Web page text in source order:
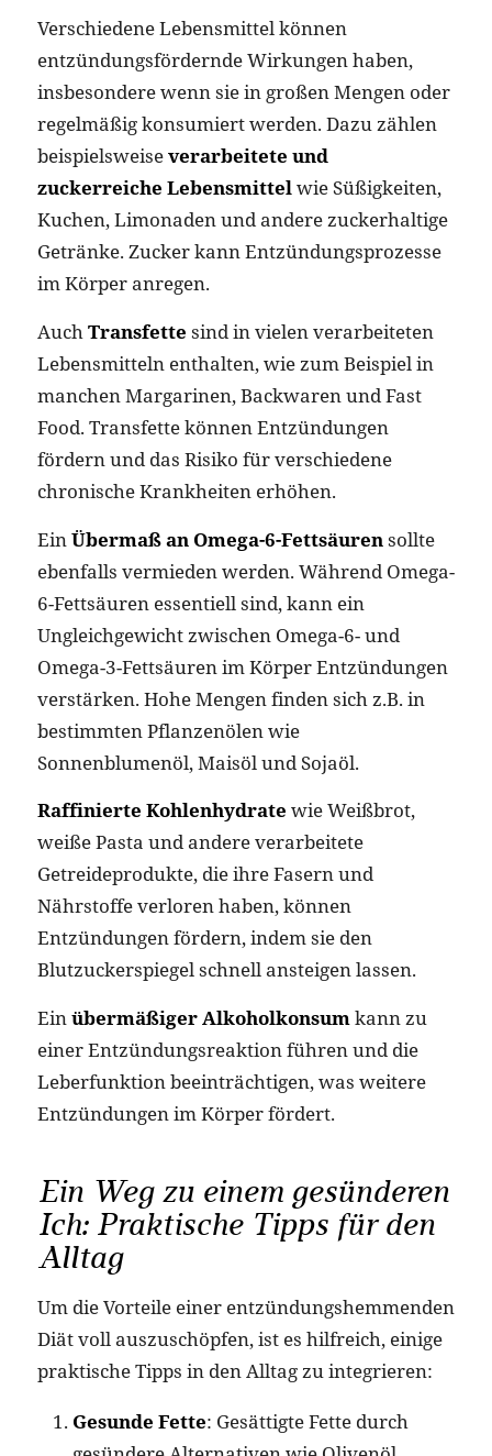
Verschiedene Lebensmittel können
entzündungsfördernde Wirkungen haben,
insbesondere wenn sie in großen Mengen oder
regelmäßig konsumiert werden. Dazu zählen
beispielsweiseverarbeitete und
zuckerreiche Lebensmittelwie Süßigkeiten,
Kuchen, Limonaden und andere zuckerhaltige
Getränke. Zucker kann Entzündungsprozesse
im Körper anregen.
AuchTransfette sind in vielen verarbeiteten
Lebensmitteln enthalten, wie zum Beispiel in
manchen Margarinen, Backwaren und Fast
Food. Transfette können Entzündungen
fördern und das Risiko für verschiedene
chronische Krankheiten erhöhen.
EinÜbermaß an Omega-6-Fettsäurensollte
ebenfalls vermieden werden. Während Omega-
6-Fettsäuren essentiell sind, kann ein
Ungleichgewicht zwischen Omega-6- und
Omega-3-Fettsäuren im Körper Entzündungen
verstärken. Hohe Mengen finden sich z.B. in
bestimmten Pflanzenölen wie
Sonnenblumenöl, Maisöl und Sojaöl.
Raffinierte Kohlenhydrate wie Weißbrot,
weiße Pasta und andere verarbeitete
Getreideprodukte, die ihre Fasern und
Nährstoffe verloren haben, können
Entzündungen fördern, indem sie den
Blutzuckerspiegel schnell ansteigen lassen.
Einübermäßiger Alkoholkonsumkann zu
einer Entzündungsreaktion führen und die
Leberfunktion beeinträchtigen, was weitere
Entzündungen im Körper fördert.
Ein Weg zu einem gesünderen
Ich: Praktische Tipps für den
Alltag
Um die Vorteile einer entzündungshemmenden
Diät voll auszuschöpfen, ist es hilfreich, einige
praktische Tipps in den Alltag zu integrieren:
Gesunde Fette: Gesättigte Fette durch